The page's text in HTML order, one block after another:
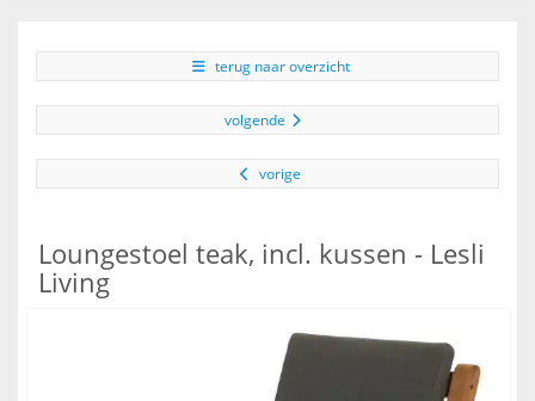
terug naar overzicht
volgende
vorige
Loungestoel teak, incl. kussen - Lesli
Living